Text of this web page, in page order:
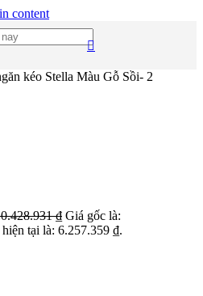
content
kéo Stella Màu Gỗ Sồi- 2
₫ Giá gốc là:
tại là: 6.257.359 ₫.